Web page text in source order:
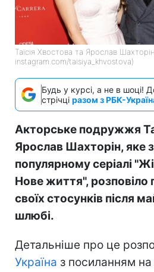
Таїсія Хвостова та Ярослав
instagram.com/taisiya_khvostova)
Будь у курсі, а не в шоці!
стрічці разом з РБК-
Акторське подружжя
Ярослав Шахторін, яке
популярному серіалі
Нове життя", розповіло
своїх стосунків після
шлюбі.
Детальніше про це
Україна з посиланням на